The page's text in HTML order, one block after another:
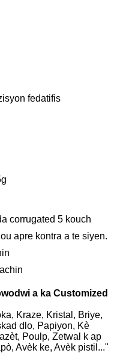
fedatifis
corrugated 5 kouch
apre kontra a te siyen.
a ka Customized
Kraze, Kristal, Briye,
dlo, Papiyon, Kè
Poulp, Zetwal k ap
Avèk ke, Avèk pistil..."